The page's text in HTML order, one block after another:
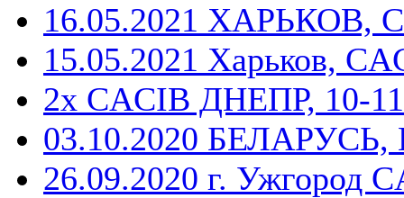
16.05.2021 ХАРЬКОВ,
15.05.2021 Харьков,
2x CACIB ДНЕПР, 10-11
03.10.2020 БЕЛАРУСЬ,
26.09.2020 г. Ужгород